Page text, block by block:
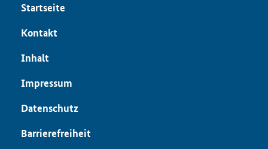
Startseite
Kontakt
Inhalt
Impressum
Datenschutz
Barrierefreiheit